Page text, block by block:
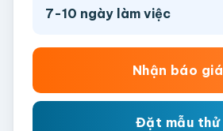
7-10 ngày làm việc
Nhận báo giá
Đặt mẫu thử